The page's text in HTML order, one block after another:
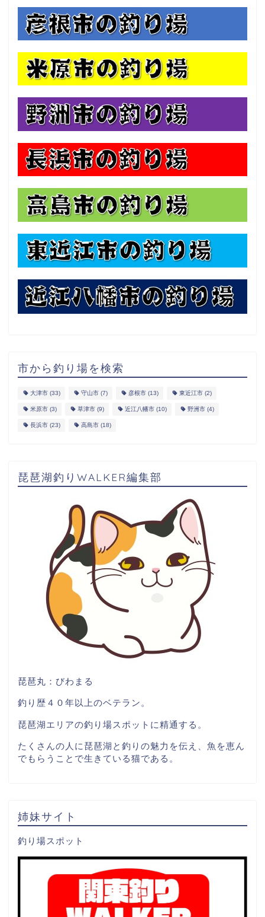
市から釣り場を検索
大津市 (33) 守山市 (7) 彦根市 (13) 東近江市 (2)
米原市 (3) 草津市 (9) 近江八幡市 (10) 野洲市 (4)
長浜市 (23) 高島市 (18)
琵琶湖釣りWALKER編集部
琵琶丸：びわまる
釣り歴４０年以上のベテラン。
琵琶湖エリアの釣り場スポットに精通する。
たくさんの人に琵琶湖と釣りの魅力を伝え、魚を恵ん
でもらうことで生きている猫である。
姉妹サイト
釣り場スポット